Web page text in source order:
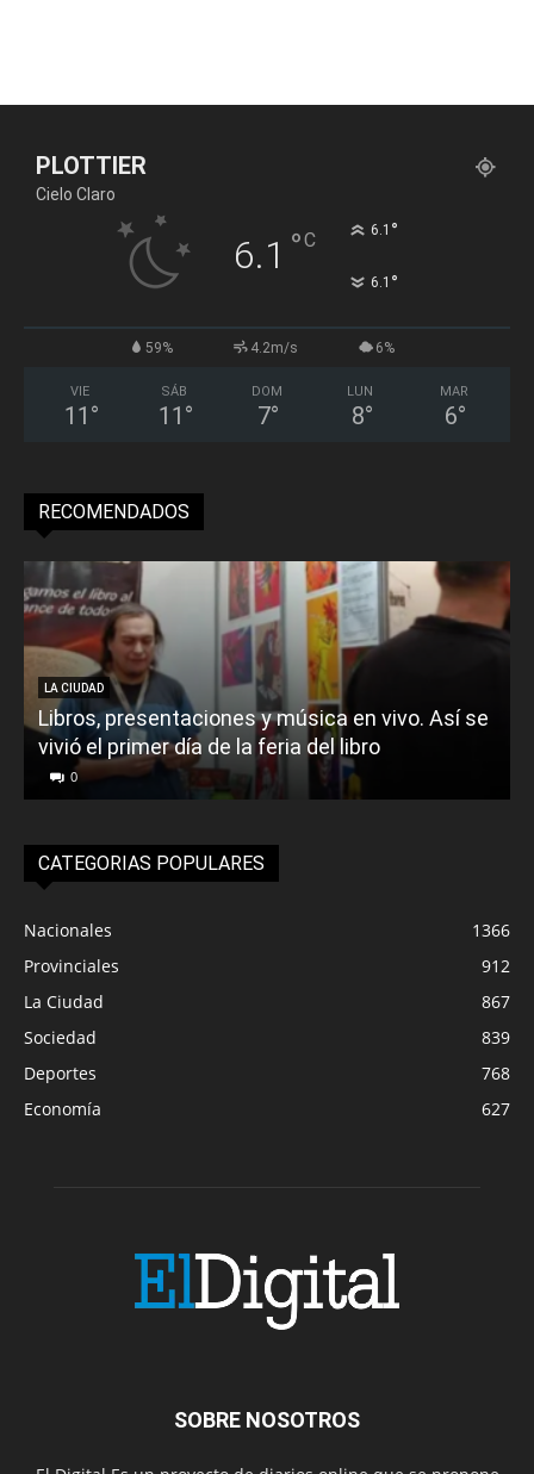
PLOTTIER
Cielo Claro
6.1 °C 6.1 °
6.1 °
59% 4.2m/s 6%
VIE
11 °
SÁB
11 °
DOM
7°
LUN
8°
MAR
6°
RECOMENDADOS
LA CIUDAD
Libros, presentaciones y música en vivo. Así se
vivió el primer día de la feria del libro
0
CATEGORIAS POPULARES
Nacionales
1366
Provinciales
912
La Ciudad
867
Sociedad
839
Deportes
768
Economía
627
SOBRE NOSOTROS